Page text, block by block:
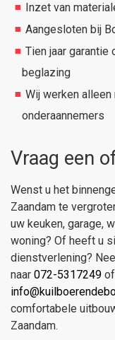
Inzet van
Aangesloten bij
Tien jaar garantie
beglazing
Wij werken
onderaannemers
Vraag een
Wenst u het
Zaandam te
uw keuken, garage,
woning? Of heeft u
dienstverlening?
naar 072-5317249
comfortabele
Zaandam.